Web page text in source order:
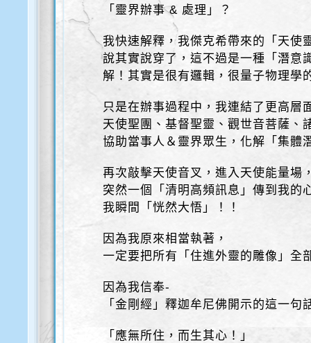
「靈界辦事 & 處理」？
我快速解釋，我傑克希帶來的「天使
說其實說穿了，這不過是一種「潛意
解！其實是很有邏輯，很量子物理學
只是在辦事過程中，我連結了更高層
天使聖團、基督聖靈、觀世音菩薩、
協助當事人＆靈界眾生，化解「集體
再次敲擊天使音叉，進入天使能量場
突然一個「清明高頻訊息」傳到我的
我瞬間「恍然大悟」！！
因為我原來相當執著，
一定要把所有「住進外靈的雕像」全
因為我信奉-
「金剛經」釋迦牟尼佛開示的這一句
「應無所住，而生其心！」